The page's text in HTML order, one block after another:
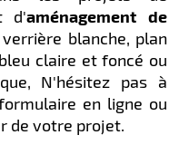
d'aménagement de
blanche, plan
claire et foncé ou
N'hésitez pas à
en ligne ou
de votre projet.